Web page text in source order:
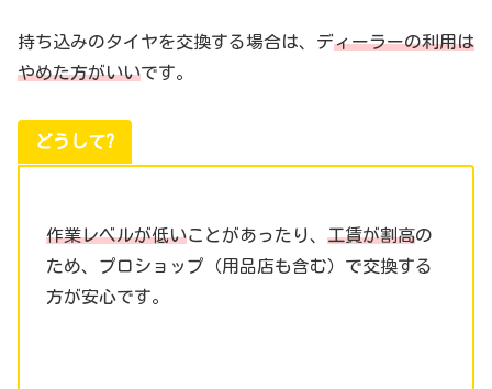
持ち込みのタイヤを交換する場合は、ディーラーの利用は
やめた方がいいです。
どうして?
作業レベルが低いことがあったり、 工賃が割高の
ため、プロショップ（用品店も含む）で交換する
方が安心です。